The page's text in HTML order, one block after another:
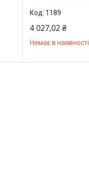
1189
4 027,02 ₴
Немає в наявності